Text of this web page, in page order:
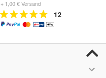
+ 1,00 € Versand
12